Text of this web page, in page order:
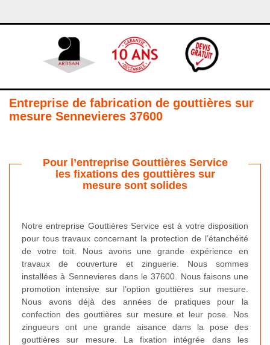
Entreprise de fabrication de gouttières sur
mesure Sennevieres 37600
Pour l’entreprise Gouttières Service
les fixations des gouttières sur
mesure sont solides
Notre entreprise Gouttières Service est à votre disposition
pour tous travaux concernant la protection de l’étanchéité
de votre toit. Nous avons une grande expérience en
travaux de couverture et zinguerie. Nous sommes
installées à Sennevieres dans le 37600. Nous faisons une
promotion intensive sur l’option gouttières sur mesure.
Nous avons déjà des années de pratiques pour la
confection des gouttières sur mesure et leur pose. Nos
zingueurs ont une grande aisance dans la pose des
gouttières sur mesure. La fixation intégrée dans les